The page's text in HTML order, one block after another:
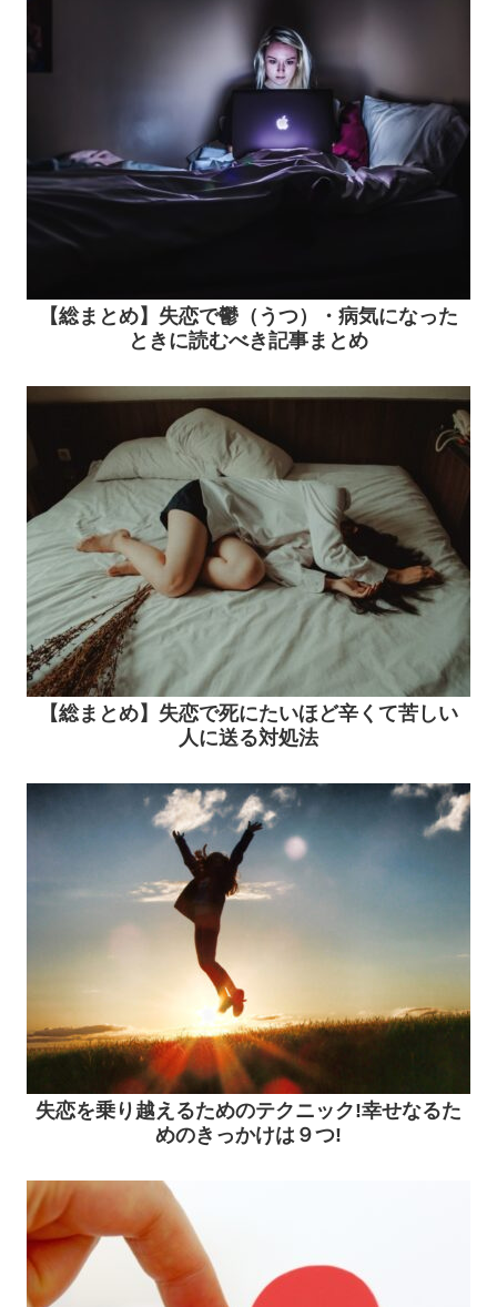
【総まとめ】失恋で鬱（うつ）・病気になった
ときに読むべき記事まとめ
【総まとめ】失恋で死にたいほど辛くて苦しい
人に送る対処法
失恋を乗り越えるためのテクニック!幸せなるた
めのきっかけは９つ!